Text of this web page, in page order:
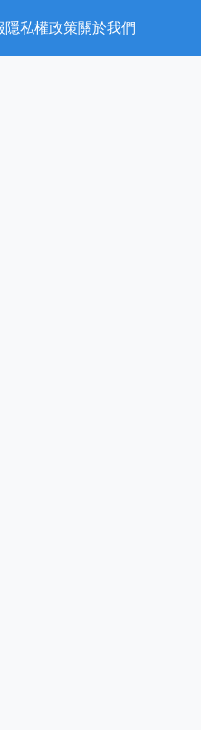
隱私權政策關於我們